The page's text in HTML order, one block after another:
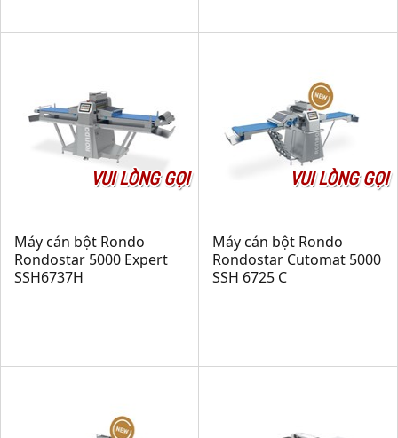
VUI LÒNG GỌI
Máy cán bột Rondo
Rondostar 5000 Expert
SSH6737H
VUI LÒNG GỌI
Máy cán bột Rondo
Rondostar Cutomat 5000
SSH 6725 C